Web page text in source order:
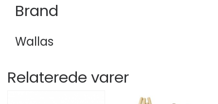
Brand
Wallas
Relaterede varer